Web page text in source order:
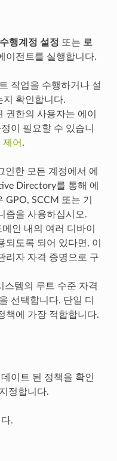
행계정 설정 또는 로
이전트를 실행합니다.
작업을 수행하거나 설
지 확인합니다.
한의 사용자는 에이
이 필요할 수 있습니
제어 .
인한 모든 계정에서 에
Directory를 통해 에
SCCM 또는 기
즘을 사용하십시오.
메인 내의 여러 디바이
되도록 되어 있다면, 이
리자 자격 증명으로 구
스템의 루트 수준 자격
선택합니다. 단일 디
책에 가장 적합합니다.
이트 된 정책을 확인
정합니다.
.